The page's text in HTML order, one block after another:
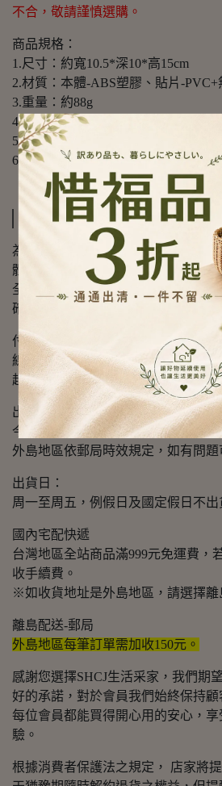
不合，敬請謹慎選購。
商品規格：
1.尺寸：約寬10.5*深10*高15cm
2.材質：本體-ABS塑膠、貼片-PVC+
3.重量：約88g
4.顏色：白
5.產地：中國
6.適用：光滑平整硬質表面
運送方式
為確保商品的運送以及時效，同時
體驗，我們與下列各快遞物流公司
全過程，全環節的資訊監控、跟踪、
確保每一件訂單的服務質量。
付款方式：
線上刷卡(一次付清)、分期、LINE
超商代碼、貨到付款、網路ATM
出貨時效：
今日的訂單，隔日出貨。出貨後大
外島地區依郵局時效規定，如有問題
出貨日：
周一至周五，例假日及國定假日不出
國內宅配快遞
台灣地區全站商品滿999元免運費，
收手續費。
※如收貨地址是外島地區，請選擇離
離島配送-郵局
外島地區每筆訂單需加收150元。
感謝您選擇SHCJ生活采家，我們期
好的承諾，對於會員我們始終保持
每位會員都能買得開心用的安心，
驗。
根據消費者保護法之規定， 店家將